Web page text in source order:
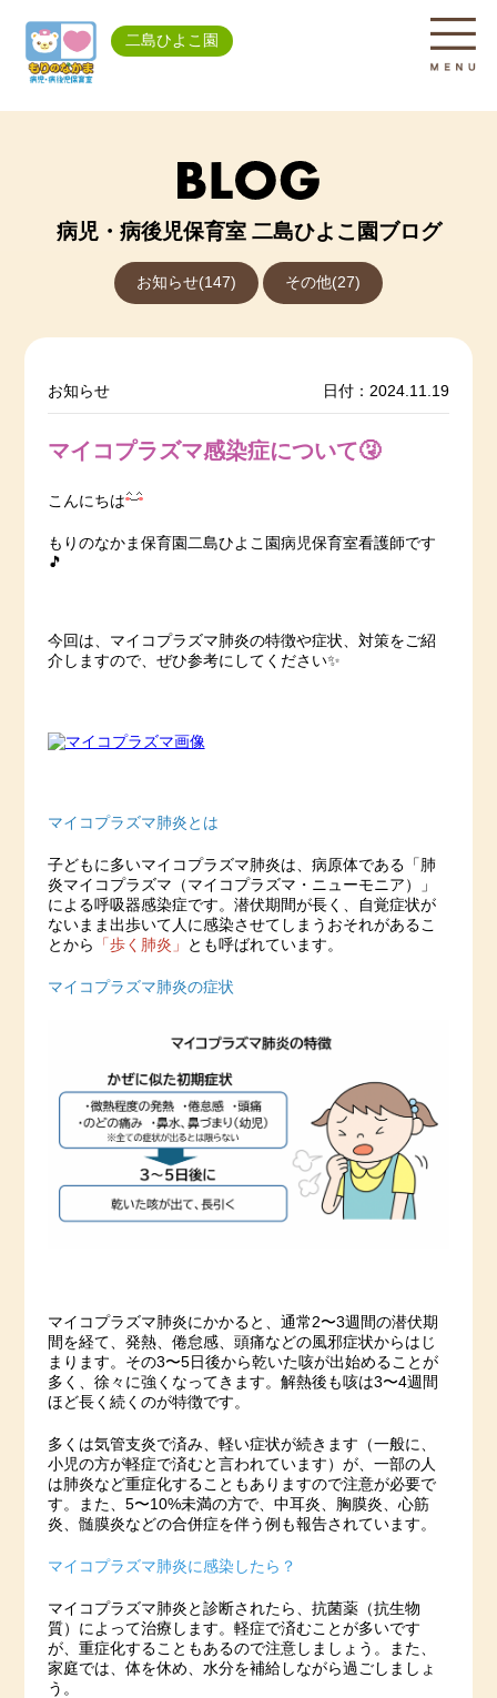
二島ひよこ園
病児・病後児保育室 二島ひよこ園ブログ
お知らせ(147) その他(27)
お知らせ 日付：2024.11.19
マイコプラズマ感染症について🤧
こんにちは
もりのなかま保育園二島ひよこ園病児保育室看護師です
🎵
今回は、マイコプラズマ肺炎の特徴や症状、対策をご紹
介しますので、ぜひ参考にしてください✨
マイコプラズマ肺炎とは
子どもに多いマイコプラズマ肺炎は、病原体である「肺
炎マイコプラズマ（マイコプラズマ・ニューモニア）」
による呼吸器感染症です。潜伏期間が長く、自覚症状が
ないまま出歩いて人に感染させてしまうおそれがあるこ
とから
「歩く肺炎」 とも呼ばれています。
マイコプラズマ肺炎の症状
マイコプラズマ肺炎にかかると、通常2〜3週間の潜伏期
間を経て、発熱、倦怠感、頭痛などの風邪症状からはじ
まります。その3〜5日後から乾いた咳が出始めることが
多く、徐々に強くなってきます。解熱後も咳は3〜4週間
ほど長く続くのが特徴です。
多くは気管支炎で済み、軽い症状が続きます（一般に、
小児の方が軽症で済むと言われています）が、一部の人
は肺炎など重症化することもありますので注意が必要で
す。また、5〜10%未満の方で、中耳炎、胸膜炎、心筋
炎、髄膜炎などの合併症を伴う例も報告されています。
マイコプラズマ肺炎に感染したら？
マイコプラズマ肺炎と診断されたら、抗菌薬（抗生物
質）によって治療します。軽症で済むことが多いです
が、重症化することもあるので注意しましょう。また、
家庭では、体を休め、水分を補給しながら過ごしましょ
う。